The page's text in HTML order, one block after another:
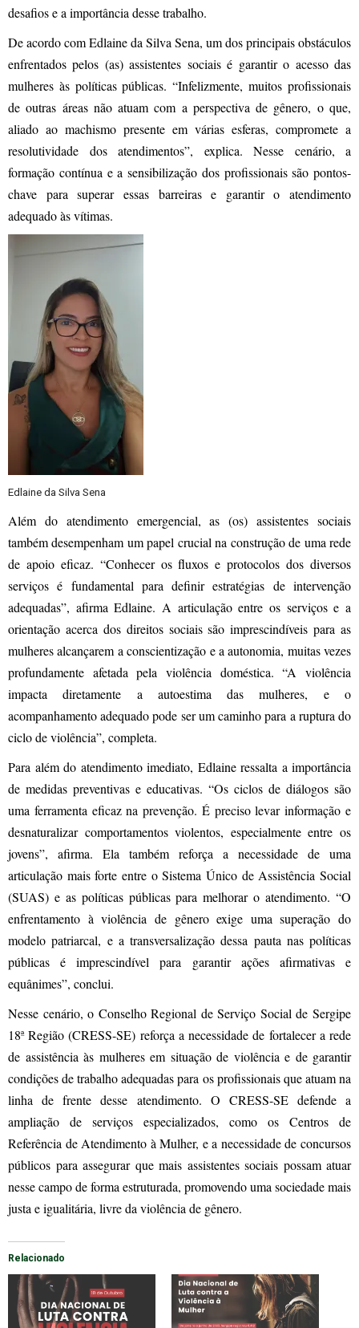
desafios e a importância desse trabalho.
De acordo com Edlaine da Silva Sena, um dos principais obstáculos
enfrentados pelos (as) assistentes sociais é garantir o acesso das
mulheres às políticas públicas. “Infelizmente, muitos profissionais
de outras áreas não atuam com a perspectiva de gênero, o que,
aliado ao machismo presente em várias esferas, compromete a
resolutividade dos atendimentos”, explica. Nesse cenário, a
formação contínua e a sensibilização dos profissionais são pontos-
chave para superar essas barreiras e garantir o atendimento
adequado às vítimas.
Edlaine da Silva Sena
Além do atendimento emergencial, as (os) assistentes sociais
também desempenham um papel crucial na construção de uma rede
de apoio eficaz. “Conhecer os fluxos e protocolos dos diversos
serviços é fundamental para definir estratégias de intervenção
adequadas”, afirma Edlaine. A articulação entre os serviços e a
orientação acerca dos direitos sociais são imprescindíveis para as
mulheres alcançarem a conscientização e a autonomia, muitas vezes
profundamente afetada pela violência doméstica. “A violência
impacta diretamente a autoestima das mulheres, e o
acompanhamento adequado pode ser um caminho para a ruptura do
ciclo de violência”, completa.
Para além do atendimento imediato, Edlaine ressalta a importância
de medidas preventivas e educativas. “Os ciclos de diálogos são
uma ferramenta eficaz na prevenção. É preciso levar informação e
desnaturalizar comportamentos violentos, especialmente entre os
jovens”, afirma. Ela também reforça a necessidade de uma
articulação mais forte entre o Sistema Único de Assistência Social
(SUAS) e as políticas públicas para melhorar o atendimento. “O
enfrentamento à violência de gênero exige uma superação do
modelo patriarcal, e a transversalização dessa pauta nas políticas
públicas é imprescindível para garantir ações afirmativas e
equânimes”, conclui.
Nesse cenário, o Conselho Regional de Serviço Social de Sergipe
18ª Região (CRESS-SE) reforça a necessidade de fortalecer a rede
de assistência às mulheres em situação de violência e de garantir
condições de trabalho adequadas para os profissionais que atuam na
linha de frente desse atendimento. O CRESS-SE defende a
ampliação de serviços especializados, como os Centros de
Referência de Atendimento à Mulher, e a necessidade de concursos
públicos para assegurar que mais assistentes sociais possam atuar
nesse campo de forma estruturada, promovendo uma sociedade mais
justa e igualitária, livre da violência de gênero.
Relacionado